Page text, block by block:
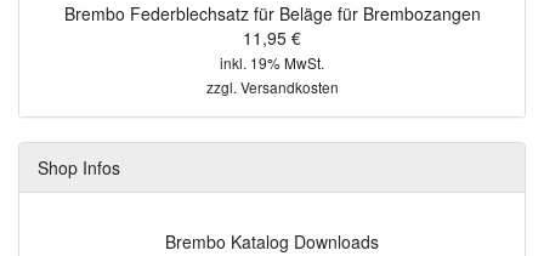
Brembo Federblechsatz für Beläge für Brembozangen
11,95 €
inkl. 19% MwSt.
zzgl. Versandkosten
Shop Infos
Brembo Katalog Downloads